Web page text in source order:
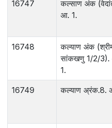
16747
कल्साण अंक
आ. 1.
16748
कल्याण अंक
सांकखणु 1/2/
1.
16749 कल्याण अ्रंक.8.